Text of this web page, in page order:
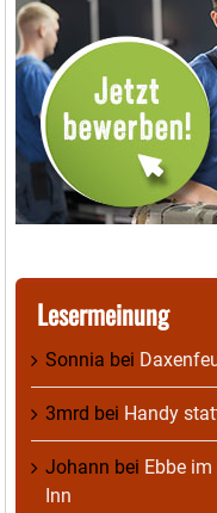
Lesermeinung
Sonnia bei
3mrd bei Handy
Johann bei Ebbe
Inn